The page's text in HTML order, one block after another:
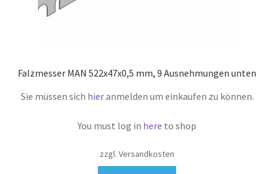
Falzmesser MAN 522x47x0,5 mm, 9 Ausnehmungen unten
Sie müssen sich hieranmelden um einkaufen zu können.
You must log in here to shop
zzgl. Versandkosten